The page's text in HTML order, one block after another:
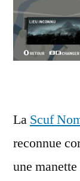
La Scuf
reconnue
une